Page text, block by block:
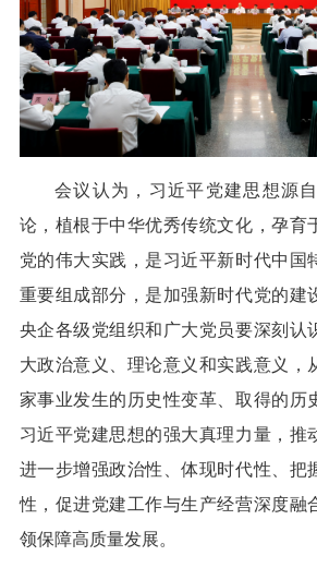
会议认为，习近平党建思想源
论，植根于中华优秀传统文化，孕育
党的伟大实践，是习近平新时代中国
重要组成部分，是加强新时代党的建
央企各级党组织和广大党员要深刻认
大政治意义、理论意义和实践意义，
家事业发生的历史性变革、取得的历
习近平党建思想的强大真理力量，推
进一步增强政治性、体现时代性、把
性，促进党建工作与生产经营深度融
领保障高质量发展。